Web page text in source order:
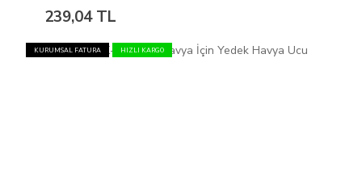
239,04 TL
KURUMSAL FATURA HIZLI KARGO